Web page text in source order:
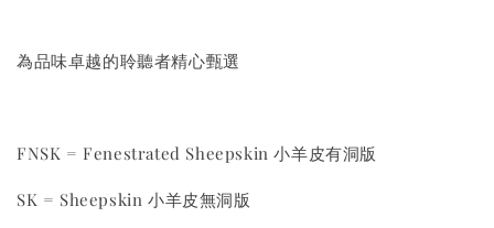
為品味卓越的聆聽者精心甄選
FNSK = Fenestrated Sheepskin 小羊皮有洞版
SK = Sheepskin 小羊皮無洞版